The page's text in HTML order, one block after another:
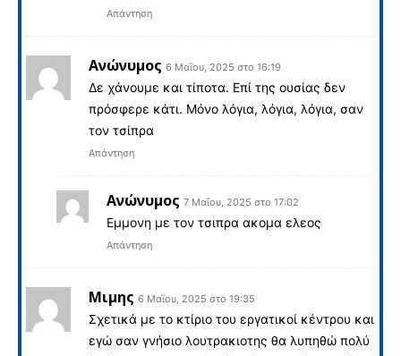
Απάντηση
Ανώνυμος 6 Μαΐου, 2025 στο 16:19
Δε χάνουμε και τίποτα. Επί της ουσίας δεν
πρόσφερε κάτι. Μόνο λόγια, λόγια, λόγια, σαν
τον τσίπρα
Απάντηση
Ανώνυμος 7 Μαΐου, 2025 στο 17:02
Εμμονη με τον τσιπρα ακομα ελεος
Απάντηση
Μιμης 6 Μαΐου, 2025 στο 19:35
Σχετικά με το κτίριο του εργατικοί κέντρου και
εγώ σαν γνήσιο λουτρακιοτης θα λυπηθώ πολύ